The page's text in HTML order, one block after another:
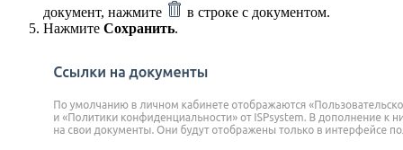
документ, нажмите
в строке с документом.
Нажмите Сохранить.